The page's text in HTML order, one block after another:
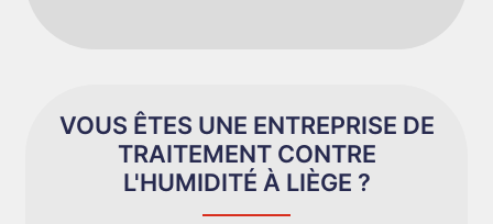
VOUS ÊTES UNE ENTREPRISE DE
TRAITEMENT CONTRE
L'HUMIDITÉ À LIÈGE ?